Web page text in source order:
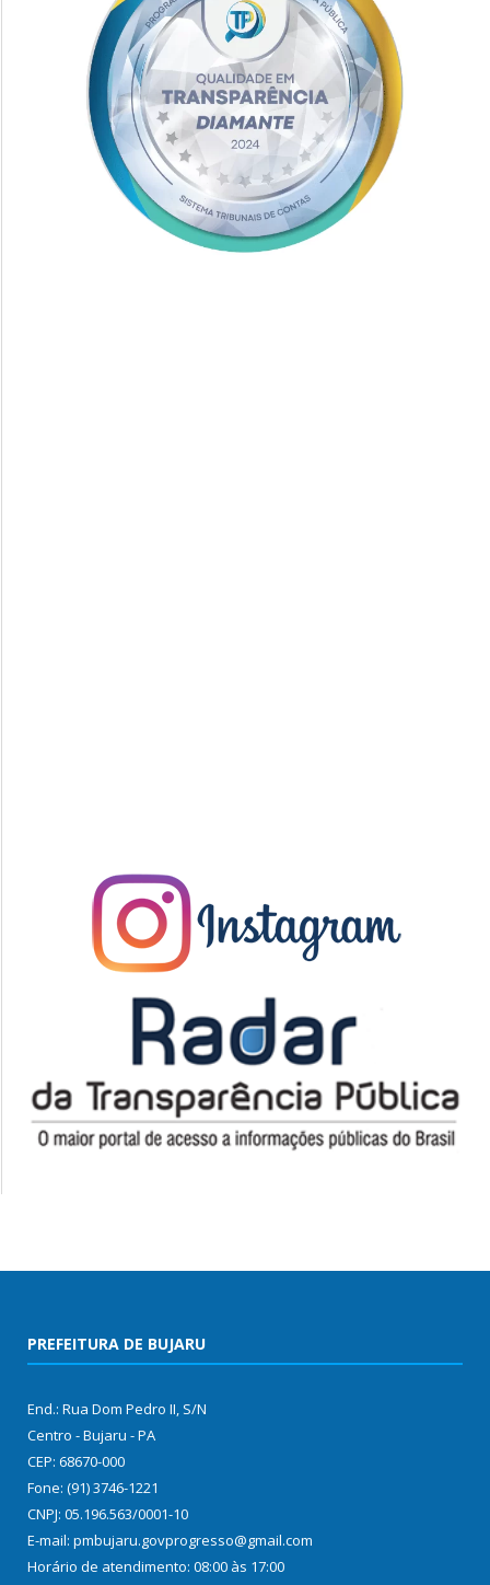
PREFEITURA DE BUJARU
End.: Rua Dom Pedro II, S/N
Centro - Bujaru - PA
CEP: 68670-000
Fone: (91) 3746-1221
CNPJ: 05.196.563/0001-10
E-mail: pmbujaru.govprogresso@gmail.com
Horário de atendimento: 08:00 às 17:00